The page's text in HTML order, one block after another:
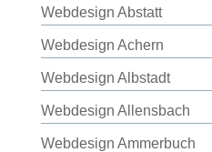
Webdesign Abstatt
Webdesign Achern
Webdesign Albstadt
Webdesign Allensbach
Webdesign Ammerbuch